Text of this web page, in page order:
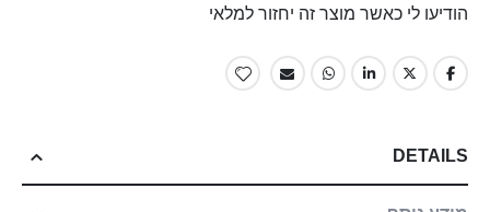
הודיעו לי כאשר מוצר זה יחזור למלאי
DETAILS